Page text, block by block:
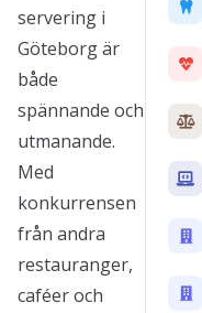
servering i
Göteborg är
både
spännande och
utmanande.
Med
konkurrensen
från andra
restauranger,
caféer och